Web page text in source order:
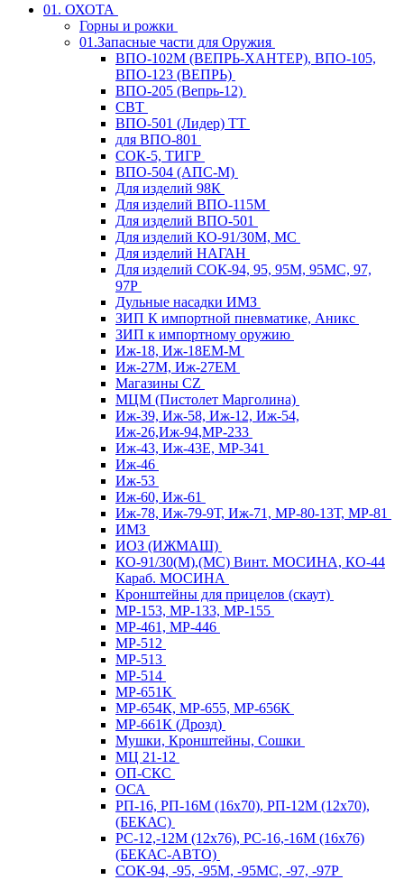
01. ОХОТА
Горны и рожки
01.Запасные части для Оружия
ВПО-102М (ВЕПРЬ-ХАНТЕР), ВПО-105,
ВПО-123 (ВЕПРЬ)
ВПО-205 (Вепрь-12)
СВТ
ВПО-501 (Лидер) ТТ
для ВПО-801
СОК-5, ТИГР
ВПО-504 (АПС-М)
Для изделий 98К
Для изделий ВПО-115М
Для изделий ВПО-501
Для изделий КО-91/30М, МС
Для изделий НАГАН
Для изделий СОК-94, 95, 95М, 95МС, 97,
97Р
Дульные насадки ИМЗ
ЗИП К импортной пневматике, Аникс
ЗИП к импортному оружию
Иж-18, Иж-18ЕМ-М
Иж-27М, Иж-27ЕМ
Магазины CZ
МЦМ (Пистолет Марголина)
Иж-39, Иж-58, Иж-12, Иж-54,
Иж-26,Иж-94,МР-233
Иж-43, Иж-43Е, МР-341
Иж-46
Иж-53
Иж-60, Иж-61
Иж-78, Иж-79-9Т, Иж-71, МР-80-13Т, МР-81
ИМЗ
ИОЗ (ИЖМАШ)
КО-91/30(М),(МС) Винт. МОСИНА, КО-44
Караб. МОСИНА
Кронштейны для прицелов (скаут)
МР-153, МР-133, МР-155
МР-461, МР-446
МР-512
МР-513
МР-514
МР-651К
МР-654К, МР-655, МР-656К
МР-661К (Дрозд)
Мушки, Кронштейны, Сошки
МЦ 21-12
ОП-СКС
ОСА
РП-16, РП-16М (16х70), РП-12М (12х70),
(БЕКАС)
РС-12,-12М (12х76), РС-16,-16М (16х76)
(БЕКАС-АВТО)
СОК-94, -95, -95М, -95МС, -97, -97Р